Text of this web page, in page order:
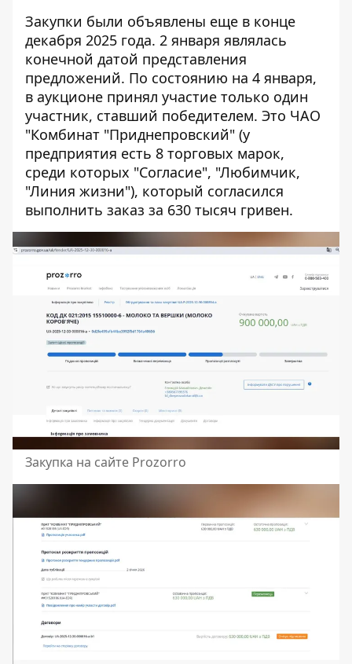
Закупки были объявлены еще в конце
декабря 2025 года. 2 января являлась
конечной датой представления
предложений. По состоянию на 4 января,
в аукционе принял участие только один
участник, ставший победителем. Это ЧАО
"Комбинат "Приднепровский" (у
предприятия есть 8 торговых марок,
среди которых "Согласие", "Любимчик,
"Линия жизни"), который согласился
выполнить заказ за 630 тысяч гривен.
Закупка на сайте Prozorro